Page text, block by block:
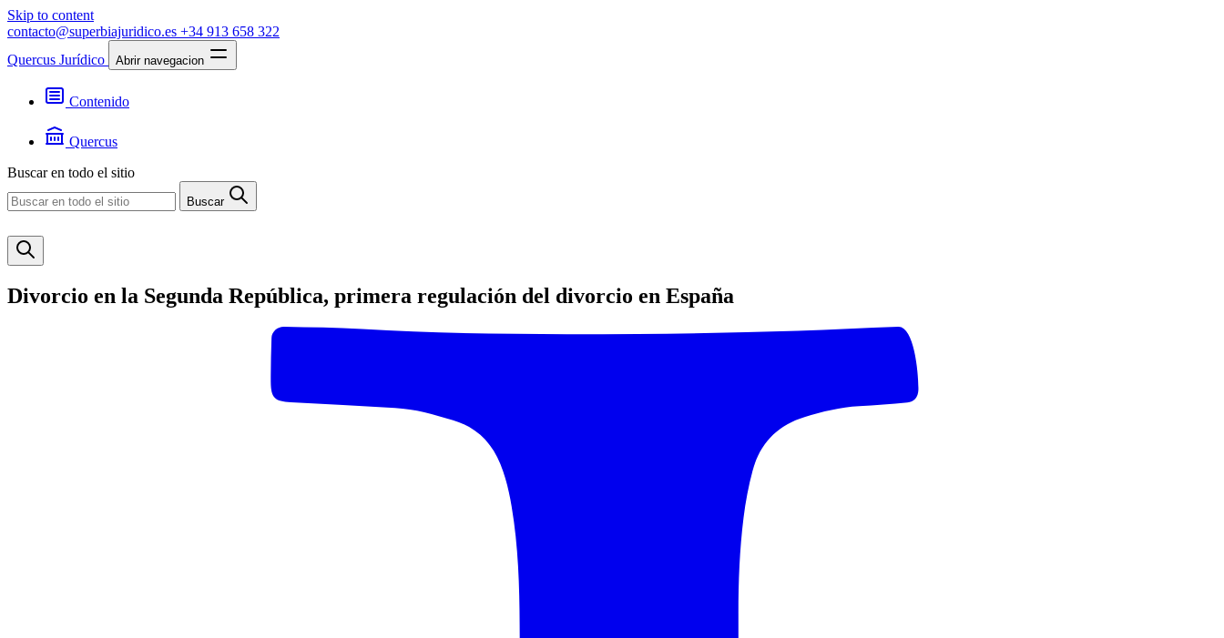
Skip to content
contacto@superbiajuridico.es +34 913 658 322
Quercus Jurídico
Abrir navegacion
Contenido
Noticias
Quercus
Contacto
Buscar en todo el sitio
Buscar
Divorcio en la Segunda República, primera regulación del divorcio en España